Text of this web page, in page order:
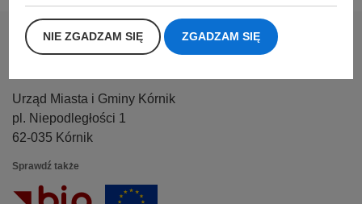
Urząd Miasta i Gminy Kórnik
pl. Niepodległości 1
62-035 Kórnik
Sprawdź także
NIE ZGADZAM SIĘ ZGADZAM SIĘ